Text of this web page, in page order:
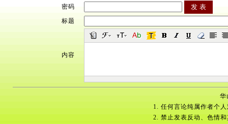
密码
标题
内容
华
1. 任何言论纯属作者个
2. 禁止发表反动、色情